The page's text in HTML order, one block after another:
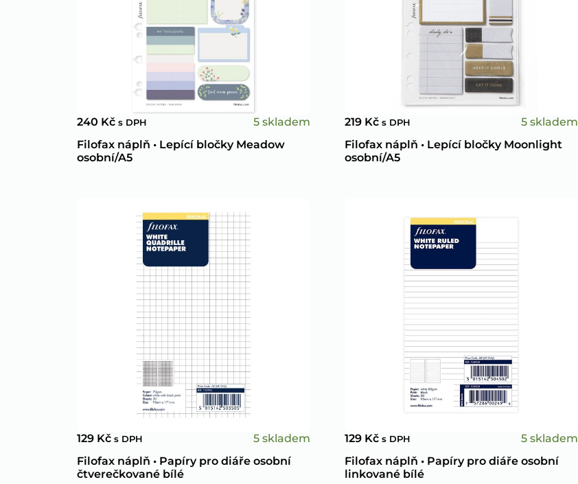
240 Kč s DPH
5 skladem
Filofax náplň • Lepící bločky Meadow
osobní/A5
219 Kč s DPH
5 skladem
Filofax náplň • Lepící bločky Moonlight
osobní/A5
129 Kč s DPH
5 skladem
Filofax náplň • Papíry pro diáře osobní
čtverečkované bílé
129 Kč s DPH
5 skladem
Filofax náplň • Papíry pro diáře osobní
linkované bílé